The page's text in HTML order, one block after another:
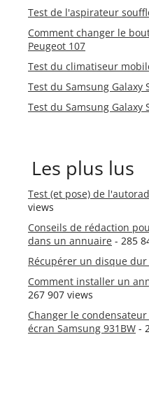
Test de l'aspirateur
Comment changer le
Peugeot 107
Test du climatiseur
Test du Samsung Galaxy
Test du Samsung Galaxy
Les plus lus
Test (et pose) de
views
Conseils de rédaction
dans un annuaire - 285
Récupérer un disque
Comment installer un
267 907 views
Changer le
écran Samsung 931BW -